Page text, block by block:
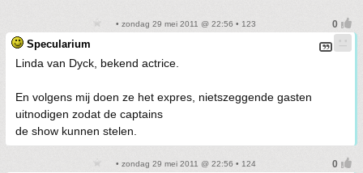
• zondag 29 mei 2011 @ 22:56 • 123
Specularium
Linda van Dyck, bekend actrice.
En volgens mij doen ze het expres, nietszeggende gasten
uitnodigen zodat de captains
de show kunnen stelen.
• zondag 29 mei 2011 @ 22:56 • 124